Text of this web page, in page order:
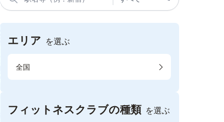
エリア を選ぶ
全国
フィットネスクラブの種類 を選ぶ